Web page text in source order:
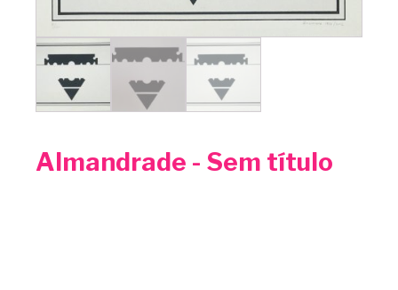
Almandrade - Sem título